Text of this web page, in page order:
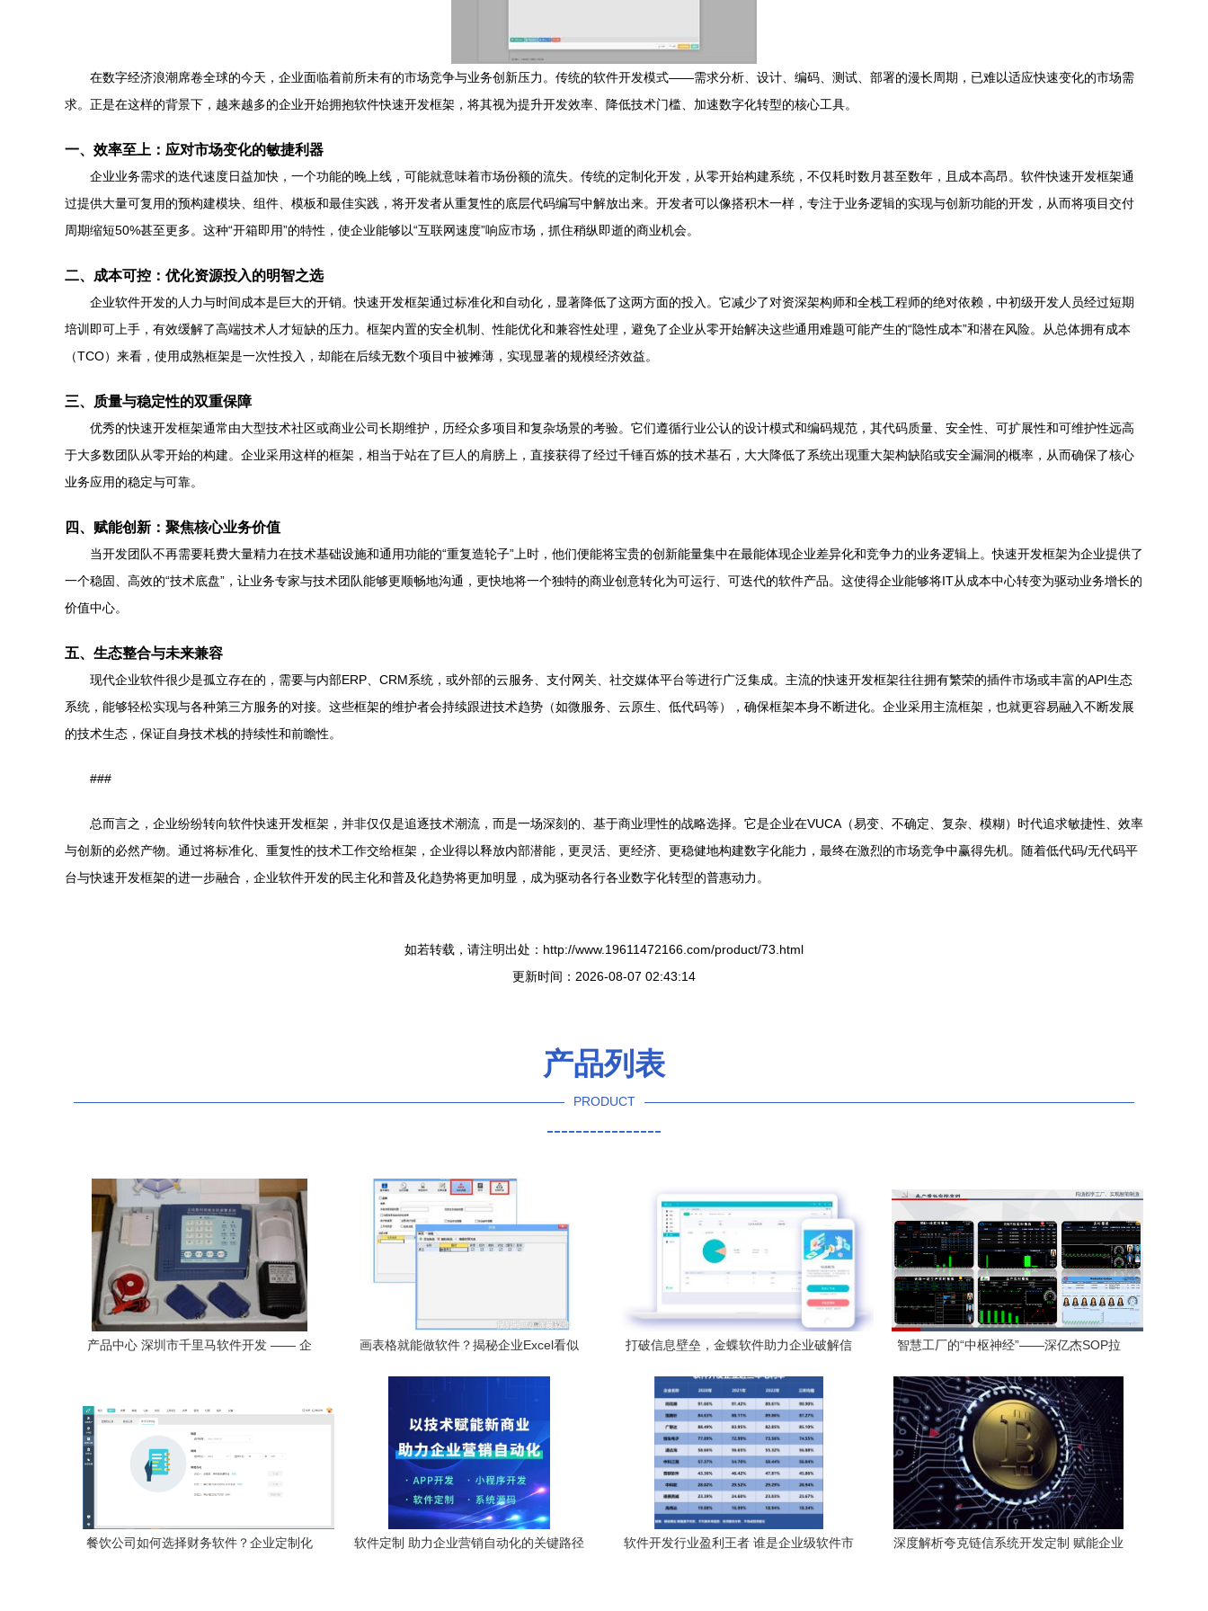
在数字经济浪潮席卷全球的今天，企业面临着前所未有的市场竞争与业务创新压力。传统的软件开发模式——需求分析、设计、编码、测试、部署的漫长周期，已难以适应快速变化的市场需
求。正是在这样的背景下，越来越多的企业开始拥抱软件快速开发框架，将其视为提升开发效率、降低技术门槛、加速数字化转型的核心工具。
一、效率至上：应对市场变化的敏捷利器
企业业务需求的迭代速度日益加快，一个功能的晚上线，可能就意味着市场份额的流失。传统的定制化开发，从零开始构建系统，不仅耗时数月甚至数年，且成本高昂。软件快速开发框架通
过提供大量可复用的预构建模块、组件、模板和最佳实践，将开发者从重复性的底层代码编写中解放出来。开发者可以像搭积木一样，专注于业务逻辑的实现与创新功能的开发，从而将项目交付
周期缩短50%甚至更多。这种“开箱即用”的特性，使企业能够以“互联网速度”响应市场，抓住稍纵即逝的商业机会。
二、成本可控：优化资源投入的明智之选
企业软件开发的人力与时间成本是巨大的开销。快速开发框架通过标准化和自动化，显著降低了这两方面的投入。它减少了对资深架构师和全栈工程师的绝对依赖，中初级开发人员经过短期
培训即可上手，有效缓解了高端技术人才短缺的压力。框架内置的安全机制、性能优化和兼容性处理，避免了企业从零开始解决这些通用难题可能产生的“隐性成本”和潜在风险。从总体拥有成本
（TCO）来看，使用成熟框架是一次性投入，却能在后续无数个项目中被摊薄，实现显著的规模经济效益。
三、质量与稳定性的双重保障
优秀的快速开发框架通常由大型技术社区或商业公司长期维护，历经众多项目和复杂场景的考验。它们遵循行业公认的设计模式和编码规范，其代码质量、安全性、可扩展性和可维护性远高
于大多数团队从零开始的构建。企业采用这样的框架，相当于站在了巨人的肩膀上，直接获得了经过千锤百炼的技术基石，大大降低了系统出现重大架构缺陷或安全漏洞的概率，从而确保了核心
业务应用的稳定与可靠。
四、赋能创新：聚焦核心业务价值
当开发团队不再需要耗费大量精力在技术基础设施和通用功能的“重复造轮子”上时，他们便能将宝贵的创新能量集中在最能体现企业差异化和竞争力的业务逻辑上。快速开发框架为企业提供了
一个稳固、高效的“技术底盘”，让业务专家与技术团队能够更顺畅地沟通，更快地将一个独特的商业创意转化为可运行、可迭代的软件产品。这使得企业能够将IT从成本中心转变为驱动业务增长的
价值中心。
五、生态整合与未来兼容
现代企业软件很少是孤立存在的，需要与内部ERP、CRM系统，或外部的云服务、支付网关、社交媒体平台等进行广泛集成。主流的快速开发框架往往拥有繁荣的插件市场或丰富的API生态
系统，能够轻松实现与各种第三方服务的对接。这些框架的维护者会持续跟进技术趋势（如微服务、云原生、低代码等），确保框架本身不断进化。企业采用主流框架，也就更容易融入不断发展
的技术生态，保证自身技术栈的持续性和前瞻性。
###
总而言之，企业纷纷转向软件快速开发框架，并非仅仅是追逐技术潮流，而是一场深刻的、基于商业理性的战略选择。它是企业在VUCA（易变、不确定、复杂、模糊）时代追求敏捷性、效率
与创新的必然产物。通过将标准化、重复性的技术工作交给框架，企业得以释放内部潜能，更灵活、更经济、更稳健地构建数字化能力，最终在激烈的市场竞争中赢得先机。随着低代码/无代码平
台与快速开发框架的进一步融合，企业软件开发的民主化和普及化趋势将更加明显，成为驱动各行各业数字化转型的普惠动力。
如若转载，请注明出处：http://www.19611472166.com/product/73.html
更新时间：2026-08-07 02:43:14
产品列表
PRODUCT
----------------
产品中心 深圳市千里马软件开发 —— 企
画表格就能做软件？揭秘企业Excel看似
打破信息壁垒，金蝶软件助力企业破解信
智慧工厂的“中枢神经”——深亿杰SOP拉
析
餐饮公司如何选择财务软件？企业定制化
软件定制 助力企业营销自动化的关键路径
软件开发行业盈利王者 谁是企业级软件市
深度解析夸克链信系统开发定制 赋能企业